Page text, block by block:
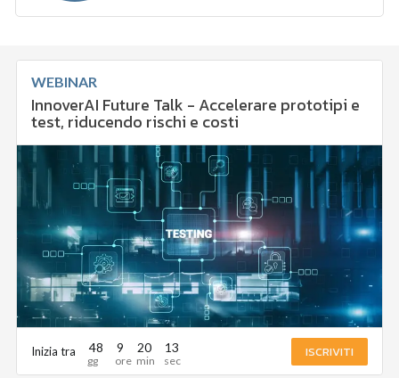
WEBINAR
InnoverAI Future Talk - Accelerare prototipi e
test, riducendo rischi e costi
Inizia tra 48 9 20 11 ISCRIVITI